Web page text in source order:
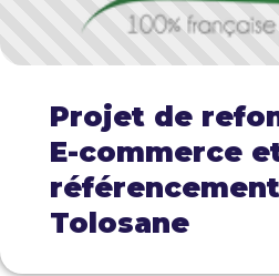
Projet de
E-commerce
Tolosane